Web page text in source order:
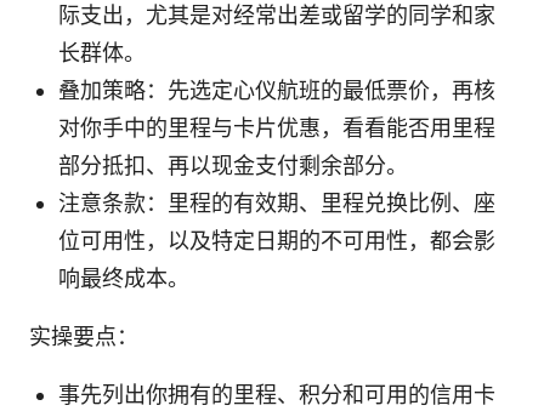
际支出，尤其是对经常出差或留学的同学和家
长群体。
叠加策略：先选定心仪航班的最低票价，再核
对你手中的里程与卡片优惠，看看能否用里程
部分抵扣、再以现金支付剩余部分。
注意条款：里程的有效期、里程兑换比例、座
位可用性，以及特定日期的不可用性，都会影
响最终成本。
实操要点：
事先列出你拥有的里程、积分和可用的信用卡